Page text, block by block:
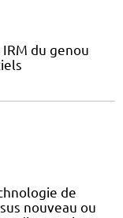
du genou
de
nouveau ou